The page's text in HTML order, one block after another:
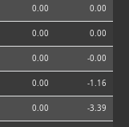
0.00 0.00
0.00 0.00
0.00 -0.00
0.00 -1.16
0.00 -3.39